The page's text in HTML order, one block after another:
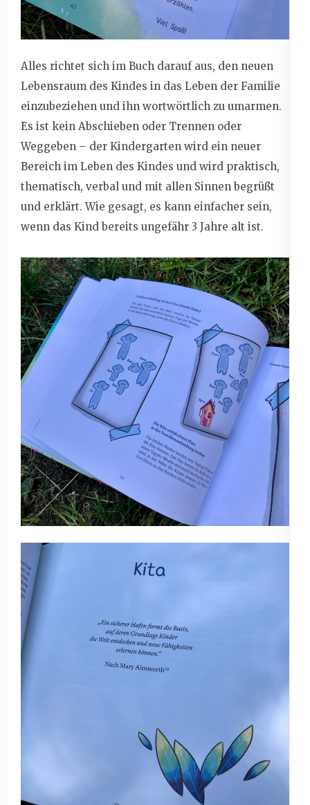
Alles richtet sich im Buch darauf aus, den neuen
Lebensraum des Kindes in das Leben der Familie
einzubeziehen und ihn wortwörtlich zu umarmen.
Es ist kein Abschieben oder Trennen oder
Weggeben – der Kindergarten wird ein neuer
Bereich im Leben des Kindes und wird praktisch,
thematisch, verbal und mit allen Sinnen begrüßt
und erklärt. Wie gesagt, es kann einfacher sein,
wenn das Kind bereits ungefähr 3 Jahre alt ist.